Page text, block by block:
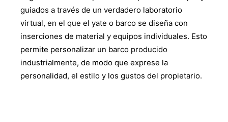
guiados a través de un verdadero laboratorio
virtual, en el que el yate o barco se diseña con
inserciones de material y equipos individuales. Esto
permite personalizar un barco producido
industrialmente, de modo que exprese la
personalidad, el estilo y los gustos del propietario.